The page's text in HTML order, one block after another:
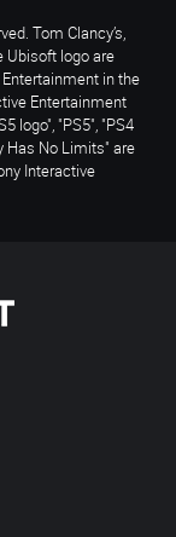
Tom Clancy’s,
Ubisoft logo are
in the
Entertainment
logo", "PS5", "PS4
Has No Limits" are
Interactive